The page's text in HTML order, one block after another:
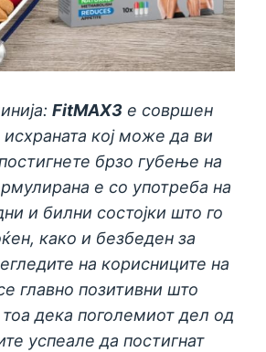
FitMAX3е совршен
кој може да ви
брзо губење на
е со употреба на
и билни состојки што го
како и безбеден за
на корисниците на
главно позитивни што
дека поголемиот дел од
успеале да постигнат